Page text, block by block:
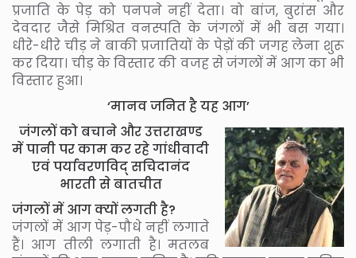
प्रजाति के पेड़ को पनपने नहीं देता। वो बांज, बुरांस और
देवदार जैसे मिश्रित वनस्पति के जंगलों में भी बस गया।
धीरे-धीरे चीड़ ने बाकी प्रजातियों के पेड़ों की जगह लेना शुरू
कर दिया। चीड़ के विस्तार की वजह से जंगलों में आग का भी
विस्तार हुआ।
‘मानव जनित है यह आग’
जंगलों को बचाने और उत्तराखण्ड
में पानी पर काम कर रहे गांधीवादी
एवं पर्यावरणविद् सचिदानंद
भारती से बातचीत
जंगलों में आग क्यों लगती है?
जंगलों में आग पेड़-पौधे नहीं लगाते
हैं। आग तीली लगाती है। मतलब